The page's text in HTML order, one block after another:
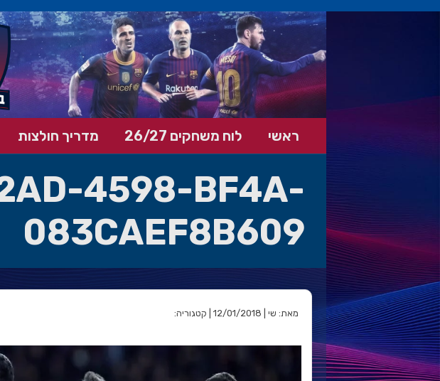
ראשי לוח משחקים 26/27 מדריך חולצות
4598-BF4A-
083CAEF8B609
מאת: שי | 12/01/2018 | קטגוריה: